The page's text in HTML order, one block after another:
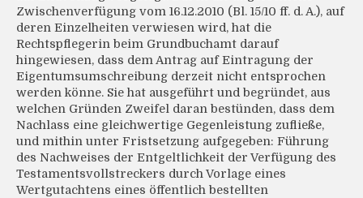
Zwischenverfügung vom 16.12.2010 (Bl. 15/10 ff. d. A.), auf
deren Einzelheiten verwiesen wird, hat die
Rechtspflegerin beim Grundbuchamt darauf
hingewiesen, dass dem Antrag auf Eintragung der
Eigentumsumschreibung derzeit nicht entsprochen
werden könne. Sie hat ausgeführt und begründet, aus
welchen Gründen Zweifel daran bestünden, dass dem
Nachlass eine gleichwertige Gegenleistung zufließe,
und mithin unter Fristsetzung aufgegeben: Führung
des Nachweises der Entgeltlichkeit der Verfügung des
Testamentsvollstreckers durch Vorlage eines
Wertgutachtens eines öffentlich bestellten